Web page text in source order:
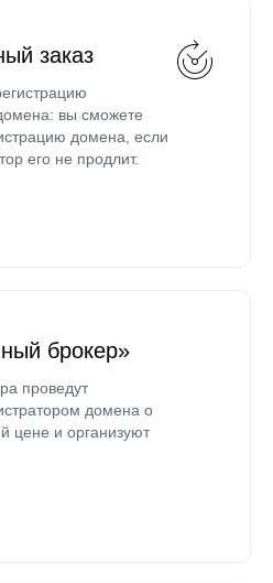
заказ
вы сможете
домена, если
его не продлит.
брокер»
проведут
домена о
цене и организуют